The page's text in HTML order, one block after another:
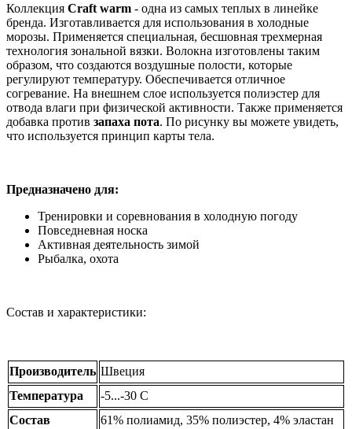
Коллекция Craft warm - одна из самых теплых в линейке
бренда. Изготавливается для использования в холодные
морозы. Применяется специальная, бесшовная трехмерная
технология зональной вязки. Волокна изготовлены таким
образом, что создаются воздушные полости, которые
регулируют температуру. Обеспечивается отличное
согревание. На внешнем слое используется полиэстер для
отвода влаги при физической активности. Также применяется
добавка против запаха пота. По рисунку вы можете увидеть,
что используется принцип карты тела.
Предназначено для:
Тренировки и соревнования в холодную погоду
Повседневная носка
Активная деятельность зимой
Рыбалка, охота
Состав и характеристики:
Производитель Швеция
Температура
-5...-30 С
Состав
61% полиамид, 35% полиэстер, 4% эластан